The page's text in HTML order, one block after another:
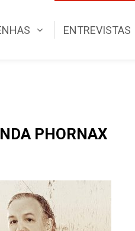
ENTREVISTAS
PHORNAX